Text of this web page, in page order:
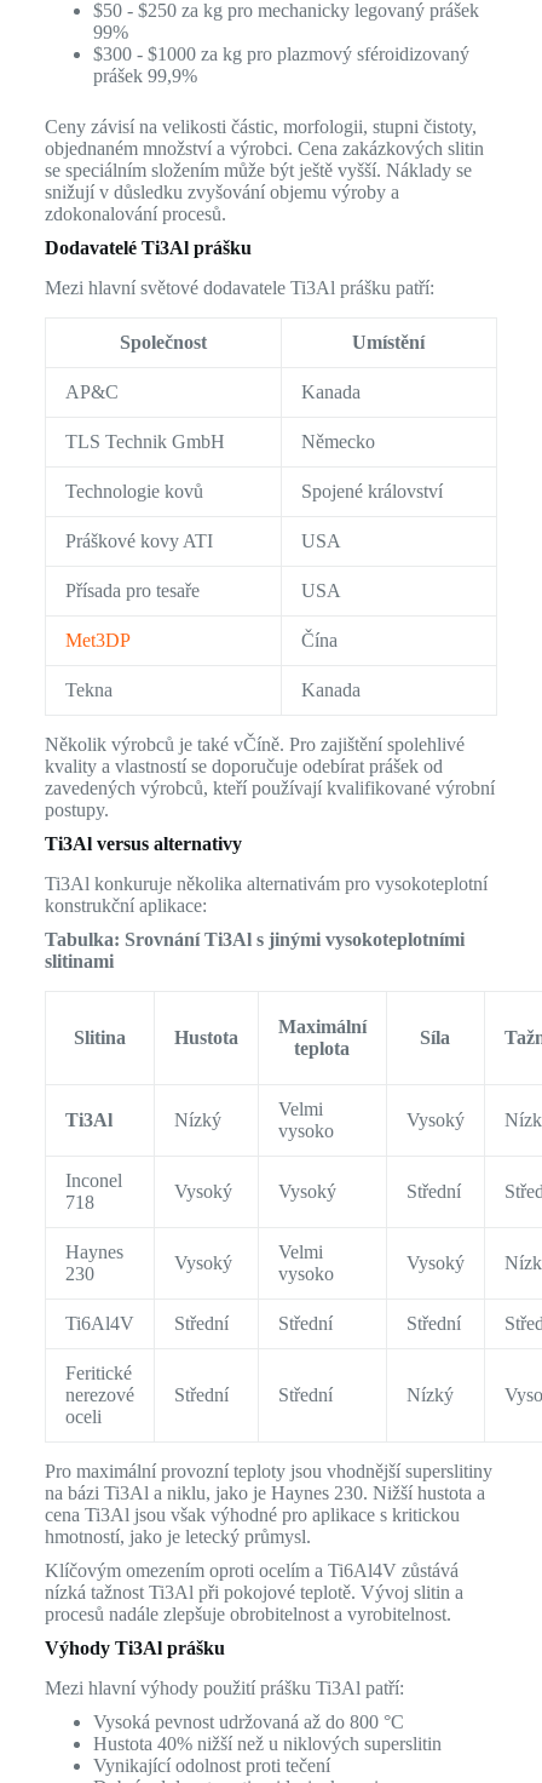
$50 - $250 za kg pro mechanicky legovaný prášek
99%
$300 - $1000 za kg pro plazmový sféroidizovaný
prášek 99,9%
Ceny závisí na velikosti částic, morfologii, stupni čistoty,
objednaném množství a výrobci. Cena zakázkových slitin
se speciálním složením může být ještě vyšší. Náklady se
snižují v důsledku zvyšování objemu výroby a
zdokonalování procesů.
Dodavatelé Ti3Al prášku
Mezi hlavní světové dodavatele Ti3Al prášku patří:
Společnost Umístění
AP&C Kanada
TLS Technik GmbH Německo
Technologie kovů Spojené království
Práškové kovy ATI USA
Přísada pro tesaře USA
Met3DP Čína
Tekna Kanada
Několik výrobců je také vČíně. Pro zajištění spolehlivé
kvality a vlastností se doporučuje odebírat prášek od
zavedených výrobců, kteří používají kvalifikované výrobní
postupy.
Ti3Al versus alternativy
Ti3Al konkuruje několika alternativám pro vysokoteplotní
konstrukční aplikace:
Tabulka: Srovnání Ti3Al s jinými vysokoteplotními
slitinami
Slitina Hustota
Maximální
teplota
Síla
Ti3Al Nízký
Velmi
vysoko
Vysoký
Inconel
718
Vysoký Vysoký Střední
Haynes
230
Vysoký
Velmi
vysoko
Vysoký
Ti6Al4V Střední Střední Střední
Feritické
nerezové
oceli
Střední Střední Nízký
Pro maximální provozní teploty jsou vhodnější superslitiny
na bázi Ti3Al a niklu, jako je Haynes 230. Nižší hustota a
cena Ti3Al jsou však výhodné pro aplikace s kritickou
hmotností, jako je letecký průmysl.
Klíčovým omezením oproti ocelím a Ti6Al4V zůstává
nízká tažnost Ti3Al při pokojové teplotě. Vývoj slitin a
procesů nadále zlepšuje obrobitelnost a vyrobitelnost.
Výhody Ti3Al prášku
Mezi hlavní výhody použití prášku Ti3Al patří:
Vysoká pevnost udržovaná až do 800 °C
Hustota 40% nižší než u niklových superslitin
Vynikající odolnost proti tečení